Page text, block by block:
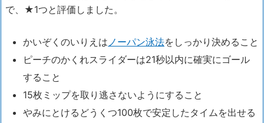
で、★1つと評価しました。
かいぞくのいりえは ノーパン泳法をしっかり決めること
ピーチのかくれスライダーは21秒以内に確実にゴール
すること
15枚ミップを取り逃さないようにすること
やみにとけるどうくつ100枚で安定したタイムを出せる